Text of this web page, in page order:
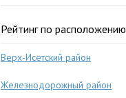
Рейтинг по расположению
Верх-Исетский район
Железнодорожный район